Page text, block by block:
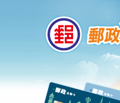
:::